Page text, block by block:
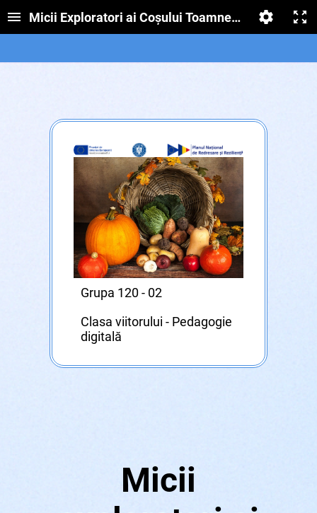
Micii Exploratori ai Coșului Toamnei - joc didactic
Grupa 120 - 02
Clasa viitorului - Pedagogie
digitală
Micii